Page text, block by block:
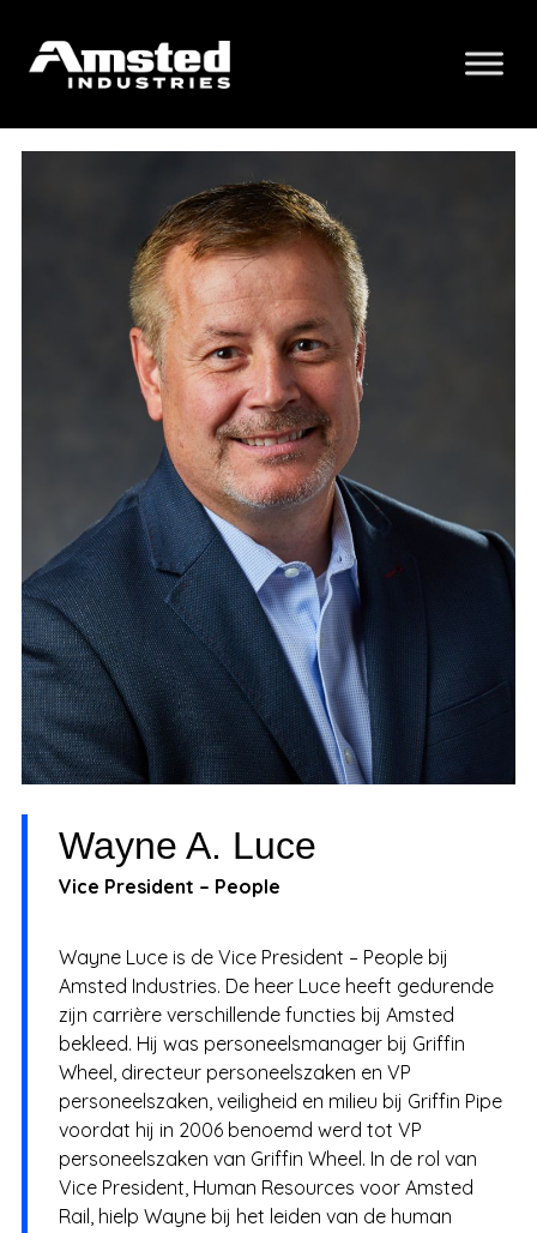
Wayne A. Luce
Vice President – People
Wayne Luce is de Vice President – People bij
Amsted Industries. De heer Luce heeft gedurende
zijn carrière verschillende functies bij Amsted
bekleed. Hij was personeelsmanager bij Griffin
Wheel, directeur personeelszaken en VP
personeelszaken, veiligheid en milieu bij Griffin Pipe
voordat hij in 2006 benoemd werd tot VP
personeelszaken van Griffin Wheel. In de rol van
Vice President, Human Resources voor Amsted
Rail, hielp Wayne bij het leiden van de human